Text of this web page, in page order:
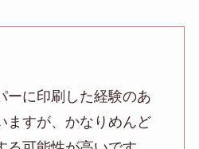
ーに印刷した経験のあ
ますが、かなりめんど